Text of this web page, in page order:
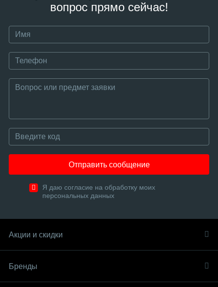
вопрос прямо сейчас!
Отправить сообщение
Я даю согласие на обработку моих
персональных данных
Акции и скидки
Бренды